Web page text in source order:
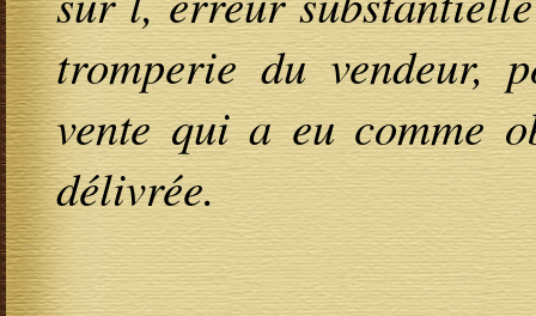
tromperie du vendeur,
vente qui a eu comme
délivrée.